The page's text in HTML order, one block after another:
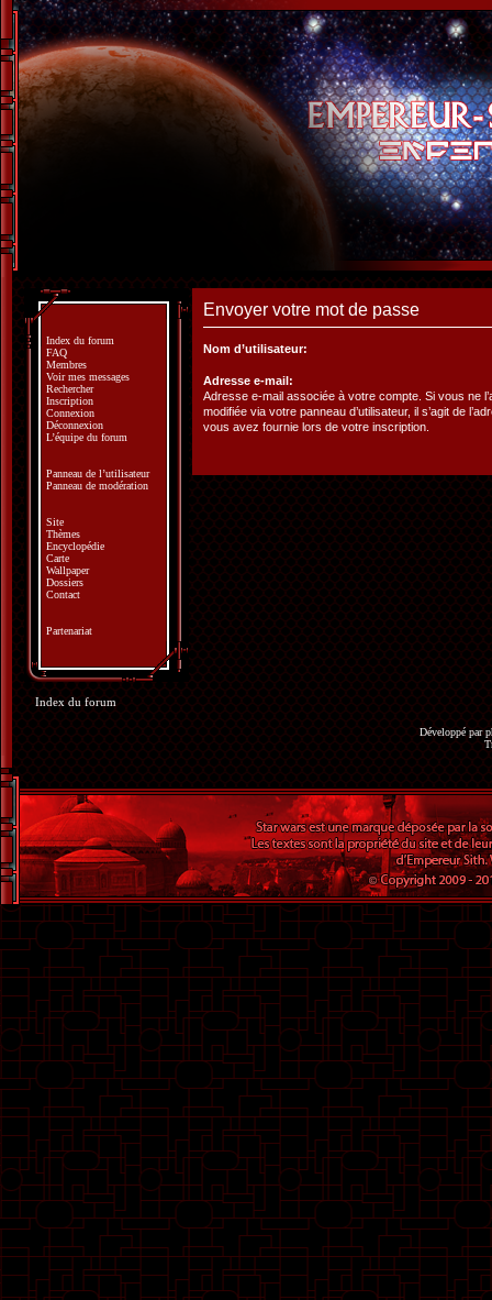
Envoyer votre mot de passe
Nom d’utilisateur:
Adresse e-mail:
Adresse e-mail associée à votre compte. Si vous ne
modifiée via votre panneau d’utilisateur, il s’agit de
vous avez fournie lors de votre inscription.
Index du forum
FAQ
Membres
Voir mes messages
Rechercher
Inscription
Connexion
Déconnexion
L’équipe du forum
Panneau de l’utilisateur
Panneau de modération
Site
Thèmes
Encyclopédie
Carte
Wallpaper
Dossiers
Contact
Partenariat
Index du forum
Développé par